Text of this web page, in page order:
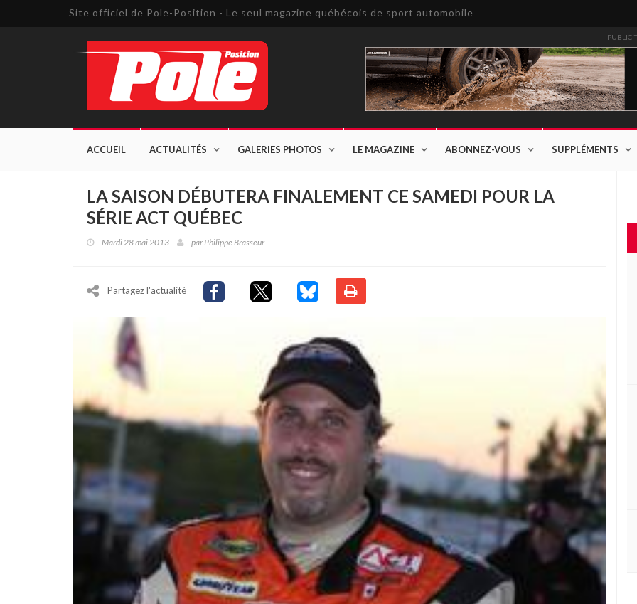
Site officiel de Pole-Position - Le seul magazine québécois de sport automobile
ACCUEIL ACTUALITÉS GALERIES PHOTOS LE MAGAZINE ABONNEZ-VOUS SUPPLÉMENTS
LA SAISON DÉBUTERA FINALEMENT CE SAMEDI POUR LA
SÉRIE ACT QUÉBEC
Mardi 28 mai 2013 parPhilippe Brasseur
Partagez l'actualité